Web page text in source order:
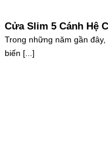
Cửa Slim 5 Cánh Hệ
Cấp Phụ Kiện OPK
Trong những năm gần
biến [...]